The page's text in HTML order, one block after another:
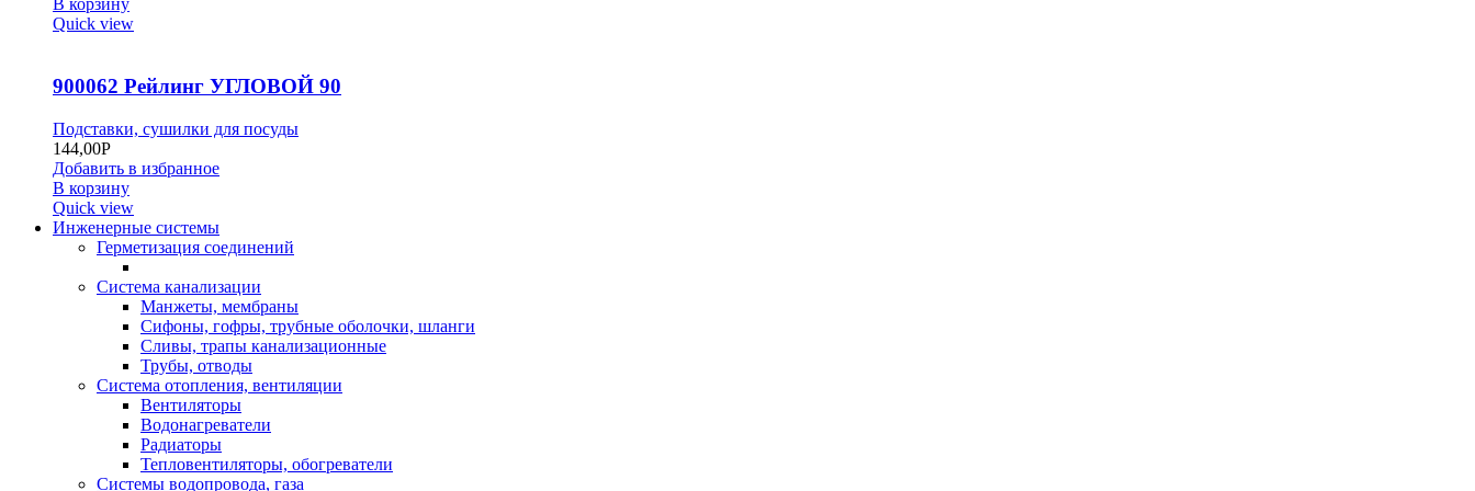
В корзину
Quick view
900062 Рейлинг УГЛОВОЙ 90
Подставки, сушилки для посуды
144,00Р
Добавить в избранное
В корзину
Quick view
Инженерные системы
Герметизация соединений
Система канализации
Манжеты, мембраны
Сифоны, гофры, трубные оболочки, шланги
Сливы, трапы канализационные
Трубы, отводы
Система отопления, вентиляции
Вентиляторы
Водонагреватели
Радиаторы
Тепловентиляторы, обогреватели
Системы водопровода, газа